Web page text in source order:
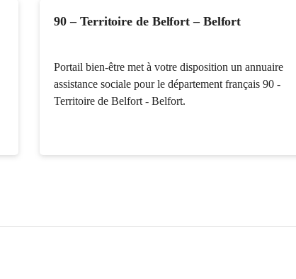
90 – Territoire de Belfort – Belfort
Portail bien-être met à votre disposition un annuaire
assistance sociale pour le département français 90 -
Territoire de Belfort - Belfort.